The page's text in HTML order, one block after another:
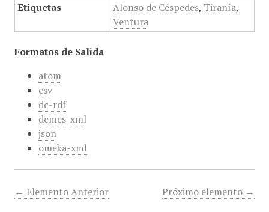
Etiquetas
Alonso de Céspedes, Tiranía,
Ventura
Formatos de Salida
atom
csv
dc-rdf
dcmes-xml
json
omeka-xml
← Elemento Anterior Próximo elemento →